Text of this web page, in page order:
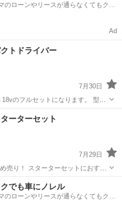
のローンやリースが通らなくてもクル
Ad
トドライバー
7月30日
のフルセットになります。 型番
ッテリーは6.0Ah 2つ 充電器 ケー
ありません。 多少の使用傷はあ
その他
ーターセット
7月29日
売り！ スターターセットにおすす
べて新品・未
その他
でも車にノレル
のローンやリースが通らなくてもクル